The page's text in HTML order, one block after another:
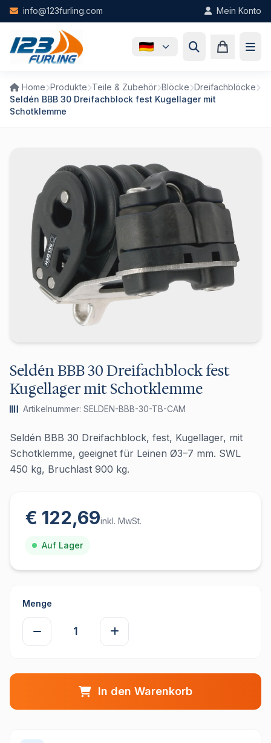
Skip to main content
info@123furling.com Mein Konto
Home Produkte Teile & Zubehör Blöcke Dreifachblöcke
Seldén BBB 30 Dreifachblock fest Kugellager mit
Schotklemme
Seldén BBB 30 Dreifachblock fest
Kugellager mit Schotklemme
Artikelnummer: SELDEN-BBB-30-TB-CAM
Seldén BBB 30 Dreifachblock, fest, Kugellager, mit
Schotklemme, geeignet für Leinen Ø3–7 mm. SWL
450 kg, Bruchlast 900 kg.
€ 122,69inkl. MwSt.
Auf Lager
Menge
In den Warenkorb